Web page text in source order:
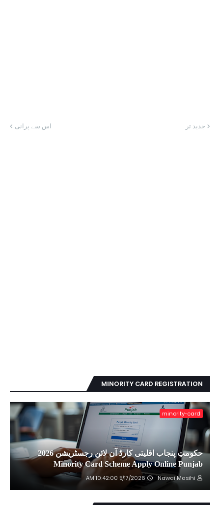
جدید تر اس سے پرانی
MINORITY CARD REGISTRATION
minority-card
حکومتِ پنجاب اقلیتی کارڈ آن لائن رجسٹریشن 2026
Minority Card Scheme Apply Online Punjab
Nawai Masihi
5/17/2026 10:42:00 AM